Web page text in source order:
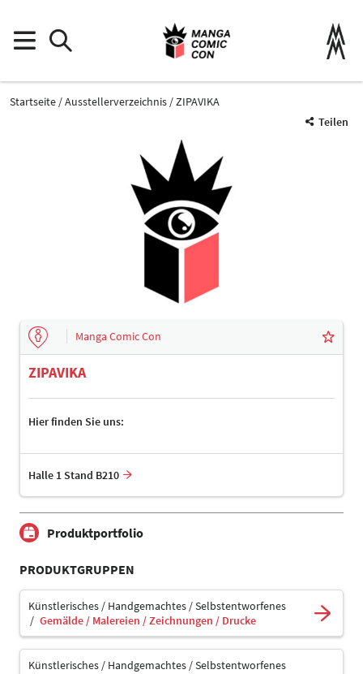
Startseite Ausstellerverzeichnis
ZIPAVIKA
Teilen
Manga Comic Con
ZIPAVIKA
Hier finden Sie uns:
Halle 1 Stand B210
Produktportfolio
PRODUKTGRUPPEN
Künstlerisches / Handgemachtes / Selbstentworfenes
Gemälde / Malereien / Zeichnungen / Drucke
Künstlerisches / Handgemachtes / Selbstentworfenes